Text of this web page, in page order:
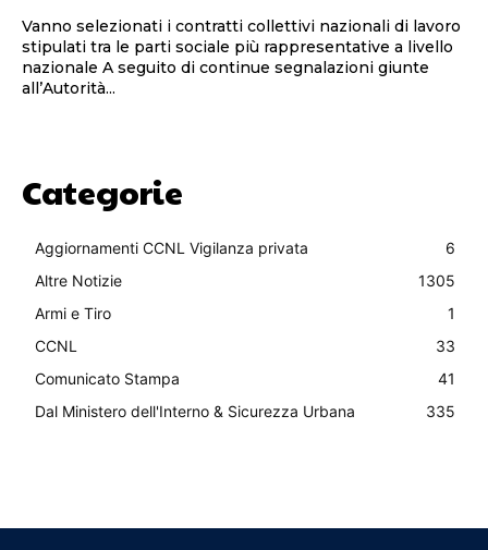
Vanno selezionati i contratti collettivi nazionali di lavoro
stipulati tra le parti sociale più rappresentative a livello
nazionale A seguito di continue segnalazioni giunte
all’Autorità...
Categorie
Aggiornamenti CCNL Vigilanza privata
6
Altre Notizie
1305
Armi e Tiro
1
CCNL
33
Comunicato Stampa
41
Dal Ministero dell'Interno & Sicurezza Urbana
335